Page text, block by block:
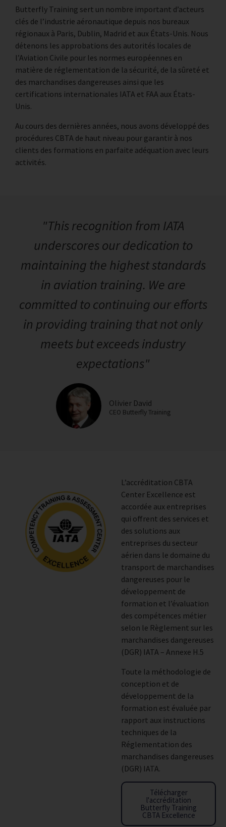
Butterfly Training sert un nombre important d’acteurs
clés de l’industrie aéronautique depuis nos bureaux
régionaux à Paris, Dublin, Madrid et aux États-Unis. Nous
détenons les approbations des autorités locales de
l’Aviation Civile pour les normes européennes en
matière de réglementation de la sécurité, de la sûreté et
des marchandises dangereuses ainsi que les
certifications internationales IATA et FAA aux États-
Unis.
Au cours des dernières années, nous avons développé des
procédures CBTA de haut niveau pour garantir à nos
clients des formations en parfaite adéquation avec leurs
activités.
"This recognition from IATA
underscores our dedication to
maintaining the highest standards
in aviation training. We are
committed to continuing our efforts
in providing training that not only
meets but exceeds industry
expectations"
Olivier David
CEO Butterfly Training
L’accréditation CBTA
Center Excellence est
accordée aux entreprises
qui offrent des services et
des solutions aux
entreprises du secteur
aérien dans le domaine du
transport de marchandises
dangereuses pour le
développement de
formation et l’évaluation
des compétences métier
selon le Règlement sur les
marchandises dangereuses
(DGR) IATA – Annexe H.5
Toute la méthodologie de
conception et de
développement de la
formation est évaluée par
rapport aux instructions
techniques de la
Réglementation des
marchandises dangereuses
(DGR) IATA.
Télécharger
l'accréditation
Butterfly Training
CBTA Excellence